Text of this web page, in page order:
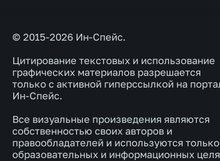
© 2015-2026 Ин-Спейс.
Цитирование текстовых и использование
графических материалов разрешается
только с активной гиперссылкой на
Ин-Спейс.
Все визуальные произведения являются
собственностью своих авторов и
правообладателей и используются
образовательных и информационных